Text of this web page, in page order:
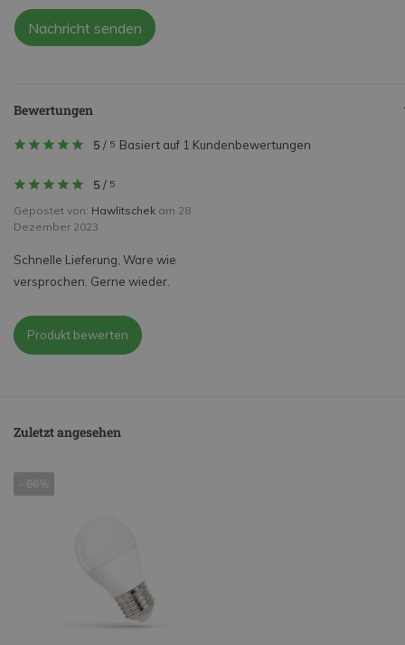
Nachricht senden
Bewertungen
5/ 5 Basiert auf 1 Kundenbewertungen
5/ 5
Gepostet von: Hawlitschek am 28
Dezember 2023
Schnelle Lieferung, Ware wie
versprochen. Gerne wieder.
Produkt bewerten
Zuletzt angesehen
- 66%